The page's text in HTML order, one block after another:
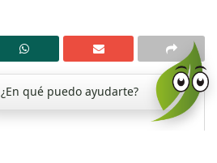
¿En qué puedo ayudarte?